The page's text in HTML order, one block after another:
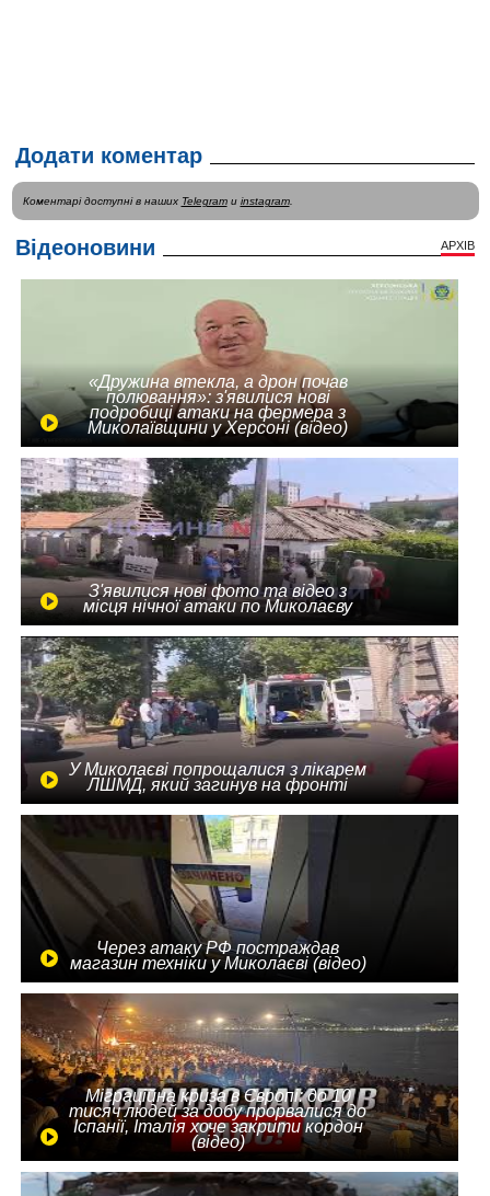
Додати коментар
Коментарі доступні в наших Telegramи instagram.
Відеоновини АРХІВ
«Дружина втекла, а дрон почав
полювання»: з'явилися нові
подробиці атаки на фермера з
Миколаївщини у Херсоні (відео)
З'явилися нові фото та відео з
місця нічної атаки по Миколаєву
У Миколаєві попрощалися з лікарем
ЛШМД, який загинув на фронті
Через атаку РФ постраждав
магазин техніки у Миколаєві (відео)
Міграційна криза в Європі: до 10
тисяч людей за добу прорвалися до
Іспанії, Італія хоче закрити кордон
(відео)